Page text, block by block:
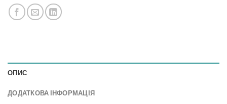
ОПИС
ДОДАТКОВА ІНФОРМАЦІЯ